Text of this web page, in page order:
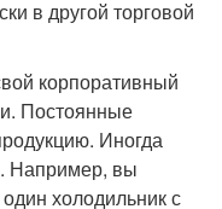
в другой торговой
корпоративный
Постоянные
Иногда
Например, вы
холодильник с